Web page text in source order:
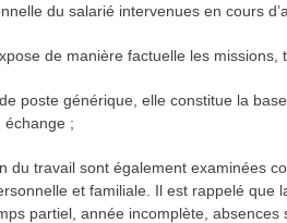
du salarié intervenues en cours
de manière factuelle les
poste générique, elle constitue la
échange ;
du travail sont également examinées
et familiale. Il est rappelé que
partiel, année incomplète, absences